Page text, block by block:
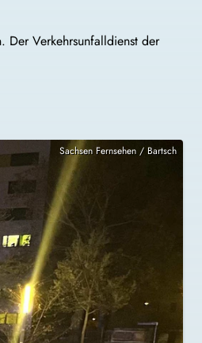
Der Verkehrsunfalldienst der
Sachsen Fernsehen / Bartsch